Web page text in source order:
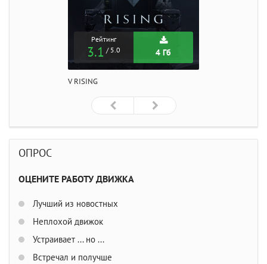
Рейтинг
3.1 / 5.0 4 Гб
V RISING
ОПРОС
ОЦЕНИТЕ РАБОТУ ДВИЖКА
Лучший из новостных
Неплохой движок
Устраивает ... но ...
Встречал и получше